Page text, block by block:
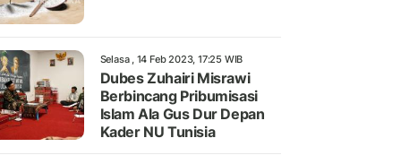
Selasa , 14 Feb 2023, 17:25 WIB
Dubes Zuhairi Misrawi
Berbincang Pribumisasi
Islam Ala Gus Dur Depan
Kader NU Tunisia